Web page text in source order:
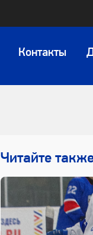
Контакты
Читайте